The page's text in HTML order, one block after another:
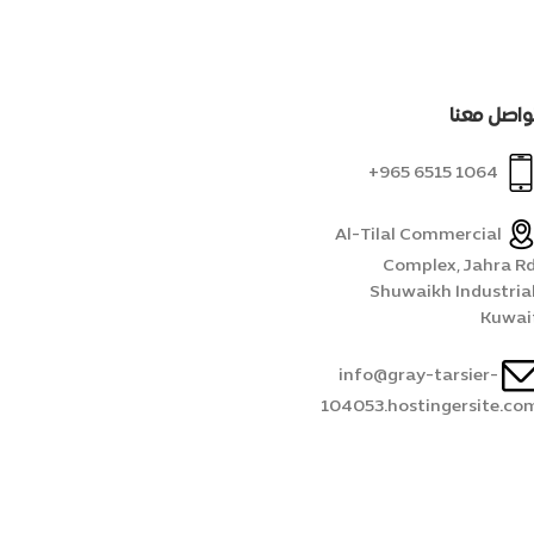
معنا
Al-Tilal Commercial
Complex, Jahra
Shuwaikh
info@gray-tarsier-